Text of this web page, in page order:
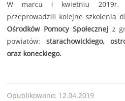
W marcu i kwietniu
przeprowadzili kolejne szkolenia
Ośrodków Pomocy Społecznej z
powiatów: starachowickiego,
oraz koneckiego.
Opublikowano: 12.04.2019